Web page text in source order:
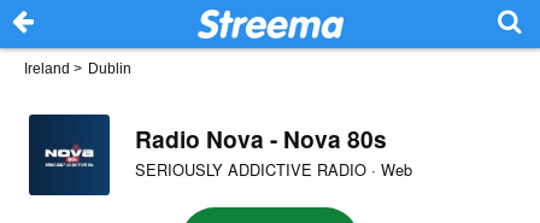
Ireland > Dublin
Radio Nova - Nova 80s
SERIOUSLY ADDICTIVE RADIO · Web